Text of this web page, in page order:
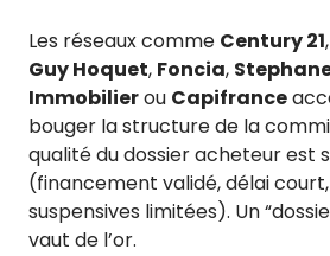
Les réseaux comme Century 21,
Guy Hoquet, Foncia,
Immobilierou Capifrance
bouger la structure de la
qualité du dossier acheteur est
(financement validé, délai
suspensives limitées). Un
vaut de l’or.